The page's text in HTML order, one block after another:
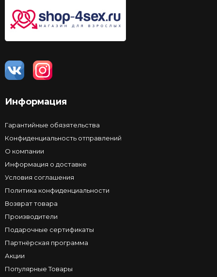
Информация
Гарантийные обязятельства
Конфиденциальность отправлений
О компании
Информация о доставке
Условия соглашения
Политика конфиденциальности
Возврат товара
Производители
Подарочные сертификаты
Партнёрская программа
Акции
Популярные Товары